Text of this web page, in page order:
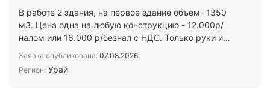
В работе 2 здания, на первое здание объем- 1350
м3. Цена одна на любую конструкцию - 12.000р/
налом или 16.000 р/безнал с НДС. Только руки и
Заявка опубликована: 07.08.2026
Регион: Урай